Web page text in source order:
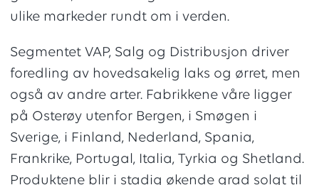
ulike markeder rundt om i verden.
Segmentet VAP, Salg og Distribusjon driver
foredling av hovedsakelig laks og ørret, men
også av andre arter. Fabrikkene våre ligger
på Osterøy utenfor Bergen, i Smøgen i
Sverige, i Finland, Nederland, Spania,
Frankrike, Portugal, Italia, Tyrkia og Shetland.
Produktene blir i stadig økende grad solgt til